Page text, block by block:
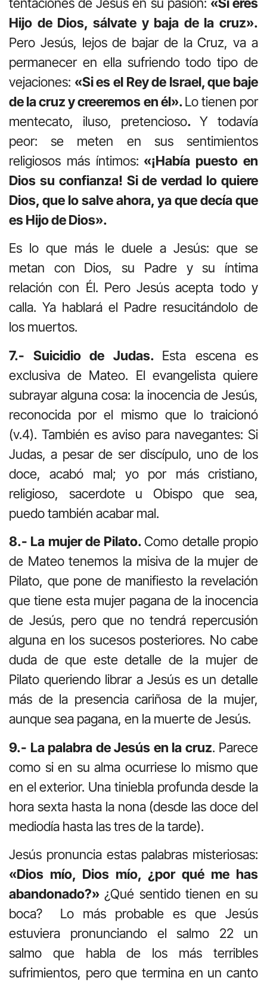
Hijo de Dios, sálvate y baja de la cruz».
Pero Jesús, lejos de bajar de la Cruz, va a
permanecer en ella sufriendo todo tipo de
vejaciones: «Si es el Rey de Israel, que baje
de la cruz y creeremos en él».Lo tienen por
mentecato, iluso, pretencioso. Y todavía
peor: se meten en sus sentimientos
religiosos más íntimos: «¡Había puesto en
Dios su confianza! Si de verdad lo quiere
Dios, que lo salve ahora, ya que decía que
es Hijo de Dios».
Es lo que más le duele a Jesús: que se
metan con Dios, su Padre y su íntima
relación con Él. Pero Jesús acepta todo y
calla. Ya hablará el Padre resucitándolo de
los muertos.
7.- Suicidio de Judas. Esta escena es
exclusiva de Mateo. El evangelista quiere
subrayar alguna cosa: la inocencia de Jesús,
reconocida por el mismo que lo traicionó
(v.4). También es aviso para navegantes: Si
Judas, a pesar de ser discípulo, uno de los
doce, acabó mal; yo por más cristiano,
religioso, sacerdote u Obispo que sea,
puedo también acabar mal.
8.- La mujer de Pilato.Como detalle propio
de Mateo tenemos la misiva de la mujer de
Pilato, que pone de manifiesto la revelación
que tiene esta mujer pagana de la inocencia
de Jesús, pero que no tendrá repercusión
alguna en los sucesos posteriores. No cabe
duda de que este detalle de la mujer de
Pilato queriendo librar a Jesús es un detalle
más de la presencia cariñosa de la mujer,
aunque sea pagana, en la muerte de Jesús.
9.- La palabra de Jesús en la cruz. Parece
como si en su alma ocurriese lo mismo que
en el exterior. Una tiniebla profunda desde la
hora sexta hasta la nona (desde las doce del
mediodía hasta las tres de la tarde).
Jesús pronuncia estas palabras misteriosas:
«Dios mío, Dios mío, ¿por qué me has
abandonado?» ¿Qué sentido tienen en su
boca? Lo más probable es que Jesús
estuviera pronunciando el salmo 22 un
salmo que habla de los más terribles
sufrimientos, pero que termina en un canto